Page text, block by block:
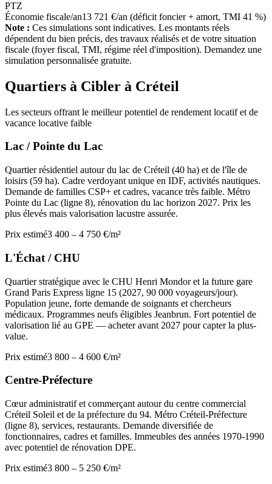
PTZ
Économie fiscale/an13 721 €/an (déficit foncier + amort, TMI 41 %)
Note : Ces simulations sont indicatives. Les montants réels
dépendent du bien précis, des travaux réalisés et de votre situation
fiscale (foyer fiscal, TMI, régime réel d'imposition). Demandez une
simulation personnalisée gratuite.
Quartiers à Cibler à Créteil
Les secteurs offrant le meilleur potentiel de rendement locatif et de
vacance locative faible
Lac / Pointe du Lac
Quartier résidentiel autour du lac de Créteil (40 ha) et de l'île de
loisirs (59 ha). Cadre verdoyant unique en IDF, activités nautiques.
Demande de familles CSP+ et cadres, vacance très faible. Métro
Pointe du Lac (ligne 8), rénovation du lac horizon 2027. Prix les
plus élevés mais valorisation lacustre assurée.
Prix estimé3 400 – 4 750 €/m²
L'Échat / CHU
Quartier stratégique avec le CHU Henri Mondor et la future gare
Grand Paris Express ligne 15 (2027, 90 000 voyageurs/jour).
Population jeune, forte demande de soignants et chercheurs
médicaux. Programmes neufs éligibles Jeanbrun. Fort potentiel de
valorisation lié au GPE — acheter avant 2027 pour capter la plus-
value.
Prix estimé3 800 – 4 600 €/m²
Centre-Préfecture
Cœur administratif et commerçant autour du centre commercial
Créteil Soleil et de la préfecture du 94. Métro Créteil-Préfecture
(ligne 8), services, restaurants. Demande diversifiée de
fonctionnaires, cadres et familles. Immeubles des années 1970-1990
avec potentiel de rénovation DPE.
Prix estimé3 800 – 5 250 €/m²